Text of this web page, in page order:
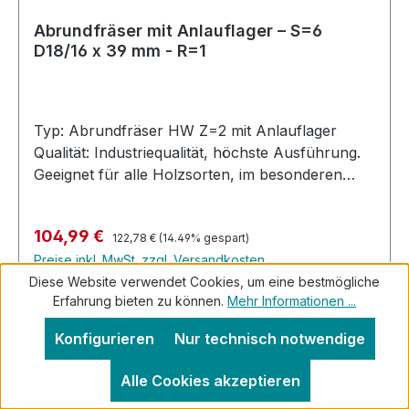
Abrundfräser mit Anlauflager – S=6
D18/16 x 39 mm - R=1
Typ: Abrundfräser HW Z=2 mit Anlauflager
Qualität: Industriequalität, höchste Ausführung.
Geeignet für alle Holzsorten, im besonderen
Profilfräser mit 2 Anlauflagern. Abrunden mit
16mm und Viertelstab mit 12.7 mm Anlauflager.
Rechtslauf, Handvorschub. Hochleistungs-
Abrundfräser mit Anlauflager, Hartmetall
bestückt für die Industrielle Nutzung. Höchste
Standzeit. Allgemeine Information : Sollten Sie
Ihren gesuchten Abrundfräser nicht im
Standardsortiment finden, fragen Sie direkt bei
Verkaufspreis:
104,99 € Regulärer Preis:
122,78 € (14.49% gespart)
Preise inkl. MwSt. zzgl. Versandkosten
In den Warenkorb
Diese Website verwendet Cookies, um eine bestmögliche
Erfahrung bieten zu können. Mehr Informationen ...
Nur technisch notwendige
Konfigurieren
Alle Cookies akzeptieren